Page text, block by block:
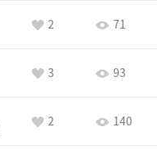
2 71
3 93
2 140